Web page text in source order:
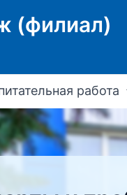
(филиал)
работа